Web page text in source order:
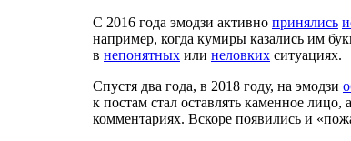
С 2016 года эмодзи активно принялись
например, когда кумиры казались им
в непонятных или неловких ситуациях.
Спустя два года, в 2018 году, на эмодзи
к постам стал оставлять каменное
комментариях. Вскоре появились и